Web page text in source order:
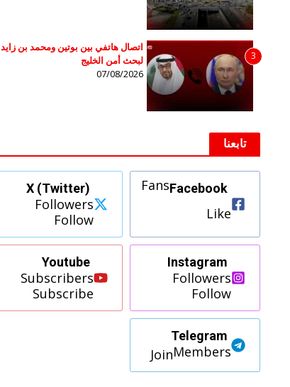
3
اتصال هاتفي بين بوتين ومحمد بن زايد
لبحث أمن الخليج
07/08/2026
تابعنا
Facebook
Fans
Like
X (Twitter)
Followers
Follow
Instagram
Followers
Follow
Youtube
Subscribers
Subscribe
Telegram
Members
Join